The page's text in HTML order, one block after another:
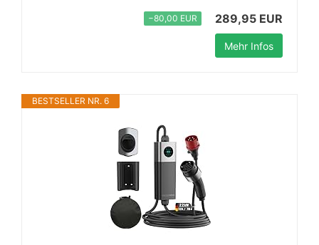
−80,00 EUR 289,95 EUR
Mehr Infos
BESTSELLER NR. 6